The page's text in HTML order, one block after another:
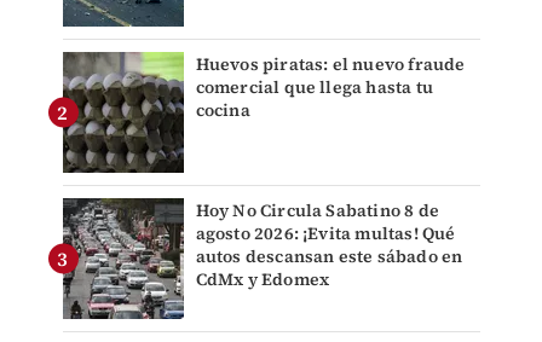
Huevos piratas: el nuevo fraude
comercial que llega hasta tu
cocina
Hoy No Circula Sabatino 8 de
agosto 2026: ¡Evita multas! Qué
autos descansan este sábado en
CdMx y Edomex